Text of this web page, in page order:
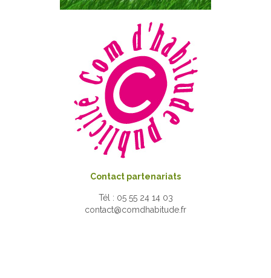
Contact partenariats
Tél : 05 55 24 14 03
contact@comdhabitude.fr